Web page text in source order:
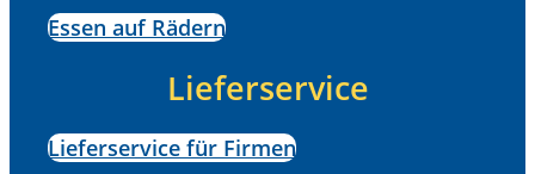
Essen auf Rädern
Lieferservice
Lieferservice für Firmen